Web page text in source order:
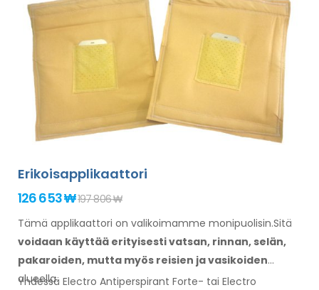
Erikoisapplikaattori
126 653 ₩197 806 ₩
Tämä applikaattori on valikoimamme monipuolisin.Sitä
voidaan käyttää erityisestivatsan, rinnan, selän,
pakaroiden, mutta myös reisien ja vasikoiden
alueella.
Yhdessä Electro Antiperspirant Forte- tai Electro